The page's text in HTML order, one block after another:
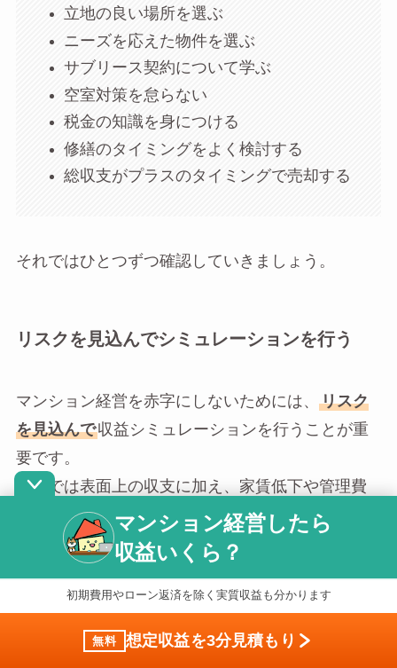
立地の良い場所を選ぶ
ニーズを応えた物件を選ぶ
サブリース契約について学ぶ
空室対策を怠らない
税金の知識を身につける
修繕のタイミングをよく検討する
総収支がプラスのタイミングで売却する
それではひとつずつ確認していきましょう。
リスクを見込んでシミュレーションを行う
マンション経営を赤字にしないためには、
リスク
を見込んで収益シミュレーションを行うことが重
要です。
以下では表面上の収支に加え、家賃低下や管理費
増額を見込んだ収支シミュレーションを出してい
ます。
購入金額（マンション1部屋） 3,000万円
ローン返済期間 35万円
マンション経営したら
収益いくら？
初期費用やローン返済を除く実質収益も分かります
無料 想定収益を3分見積もり